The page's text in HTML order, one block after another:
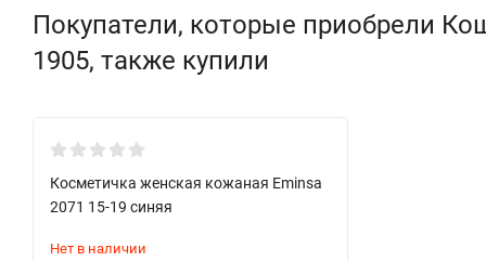
Покупатели, которые приобрели
1905, также купили
Косметичка женская кожаная Eminsa
2071 15-19 синяя
Нет в наличии